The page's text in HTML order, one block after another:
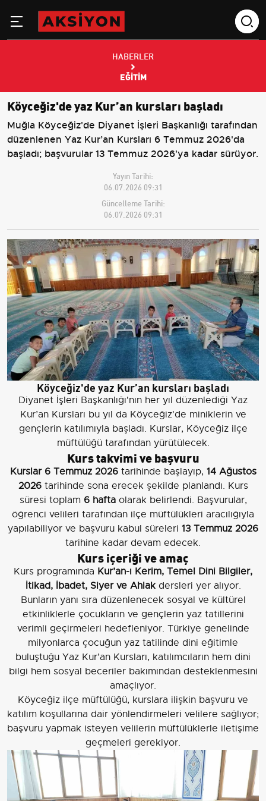
HABERLER
EĞITIM
Köyceğiz'de yaz Kur’an kursları başladı
Muğla Köyceğiz'de Diyanet İşleri Başkanlığı tarafından
düzenlenen Yaz Kur’an Kursları 6 Temmuz 2026'da
başladı; başvurular 13 Temmuz 2026'ya kadar sürüyor.
Yayın Tarihi:
06.07.2026 09:31
Güncelleme Tarihi:
06.07.2026 09:31
Köyceğiz'de yaz Kur’an kursları başladı
Diyanet İşleri Başkanlığı'nın her yıl düzenlediği Yaz
Kur’an Kursları bu yıl da Köyceğiz'de miniklerin ve
gençlerin katılımıyla başladı. Kurslar, Köyceğiz ilçe
müftülüğü tarafından yürütülecek.
Kurs takvimi ve başvuru
Kurslar 6 Temmuz 2026tarihinde başlayıp, 14 Ağustos
2026tarihinde sona erecek şekilde planlandı. Kurs
süresi toplam 6 haftaolarak belirlendi. Başvurular,
öğrenci velileri tarafından ilçe müftülükleri aracılığıyla
yapılabiliyor ve başvuru kabul süreleri 13 Temmuz 2026
tarihine kadar devam edecek.
Kurs içeriği ve amaç
Kurs programında Kur’an-ı Kerim, Temel Dini Bilgiler,
İtikad, İbadet, Siyer ve Ahlakdersleri yer alıyor.
Bunların yanı sıra düzenlenecek sosyal ve kültürel
etkinliklerle çocukların ve gençlerin yaz tatillerini
verimli geçirmeleri hedefleniyor. Türkiye genelinde
milyonlarca çocuğun yaz tatilinde dini eğitimle
buluştuğu Yaz Kur’an Kursları, katılımcıların hem dini
bilgi hem sosyal beceriler bakımından desteklenmesini
amaçlıyor.
Köyceğiz ilçe müftülüğü, kurslara ilişkin başvuru ve
katılım koşullarına dair yönlendirmeleri velilere sağlıyor;
başvuru yapmak isteyen velilerin müftülüklerle iletişime
geçmeleri gerekiyor.